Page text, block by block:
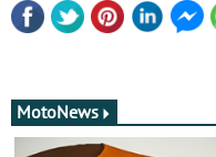
MotoNews